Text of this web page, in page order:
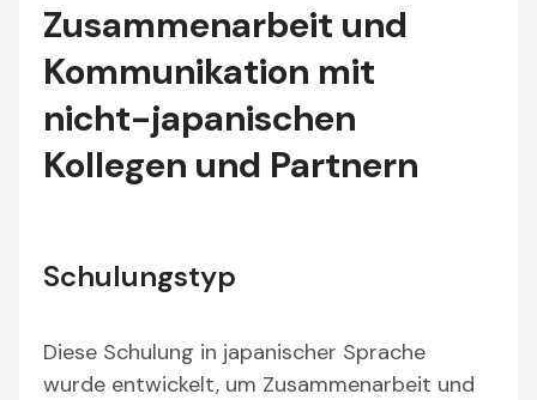
Zusammenarbeit und
Kommunikation mit
nicht-japanischen
Kollegen und Partnern
Schulungstyp
Diese Schulung in japanischer Sprache
wurde entwickelt, um Zusammenarbeit und